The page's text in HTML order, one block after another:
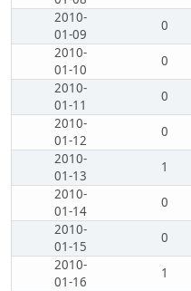
2010-
01-09
0
2010-
01-10
0
2010-
01-11
0
2010-
01-12
0
2010-
01-13
1
2010-
01-14
0
2010-
01-15
0
2010-
01-16
1